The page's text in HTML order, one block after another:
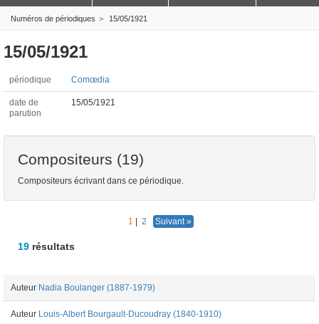
Numéros de périodiques 15/05/1921
15/05/1921
périodique Comœdia
date de
parution
15/05/1921
Compositeurs (19)
Compositeurs écrivant dans ce périodique.
1 | 2 Suivant »
19 résultats
Auteur Nadia Boulanger (1887-1979)
Auteur Louis-Albert Bourgault-Ducoudray (1840-1910)